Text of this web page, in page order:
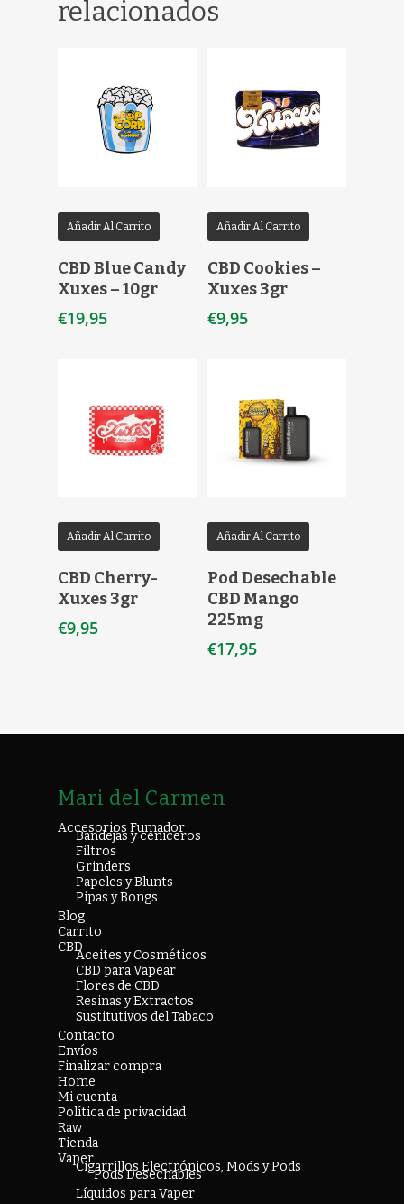
relacionados
Añadir Al Carrito
CBD Blue Candy
Xuxes – 10gr
€19,95
Añadir Al Carrito
CBD Cookies –
Xuxes 3gr
€9,95
Añadir Al Carrito
CBD Cherry-
Xuxes 3gr
€9,95
Añadir Al Carrito
Pod Desechable
CBD Mango
225mg
€17,95
Mari del Carmen
Accesorios Fumador
Bandejas y ceniceros
Filtros
Grinders
Papeles y Blunts
Pipas y Bongs
Blog
Carrito
CBD
Aceites y Cosméticos
CBD para Vapear
Flores de CBD
Resinas y Extractos
Sustitutivos del Tabaco
Contacto
Envíos
Finalizar compra
Home
Mi cuenta
Política de privacidad
Raw
Tienda
Vaper
Cigarrillos Electrónicos, Mods y Pods
Pods Desechables
Líquidos para Vaper